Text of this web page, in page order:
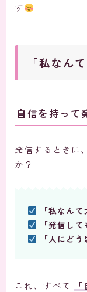
す
「私なん
自信を持って
発信するときに
か？
「私なん
「発信し
「人にど
これ、すべて